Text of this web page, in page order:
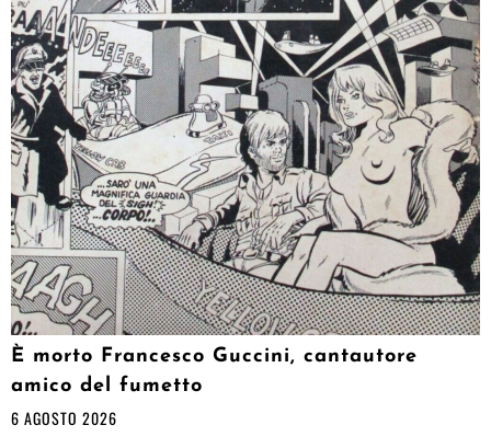
È morto Francesco Guccini, cantautore
amico del fumetto
6 AGOSTO 2026